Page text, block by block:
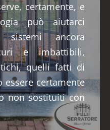
certamente, e
può aiutarci
ancora
e imbattibili,
quelli fatti di
certamente
non sostituiti con